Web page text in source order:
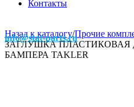
Контакты
info@stat-parts.ru
Назад к каталогу/Прочие
ЗАГЛУШКА
БАМПЕРА TAKLER